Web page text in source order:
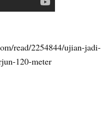
:
read/2254844/ujian-jadi-
120-meter